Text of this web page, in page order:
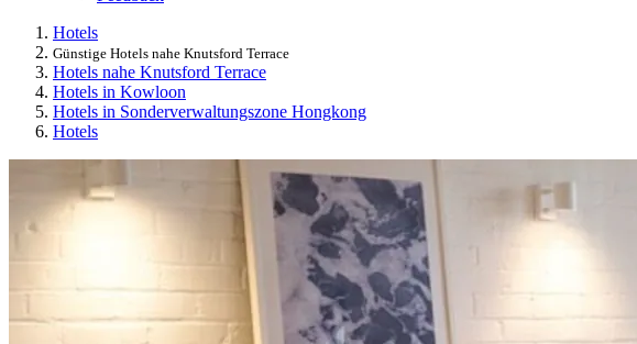
Hotels
Günstige Hotels nahe Knutsford Terrace
Hotels nahe Knutsford Terrace
Hotels in Kowloon
Hotels in Sonderverwaltungszone Hongkong
Hotels